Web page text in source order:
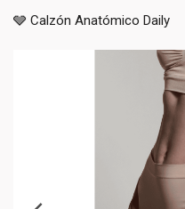
🩶 Calzón Anatómico Daily